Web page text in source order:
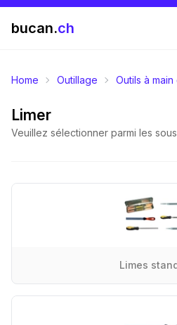
bucan.ch
Home Outillage Outils à
Limer
Veuillez sélectionner parmi les
Limes